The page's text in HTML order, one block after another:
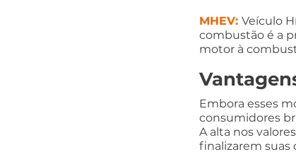
MHEV: Veículo
combustão é a
motor à
Embora esses
consumidores
A alta nos
finalizarem suas